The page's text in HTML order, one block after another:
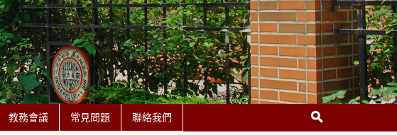
教務會議 常見問題 聯絡我們